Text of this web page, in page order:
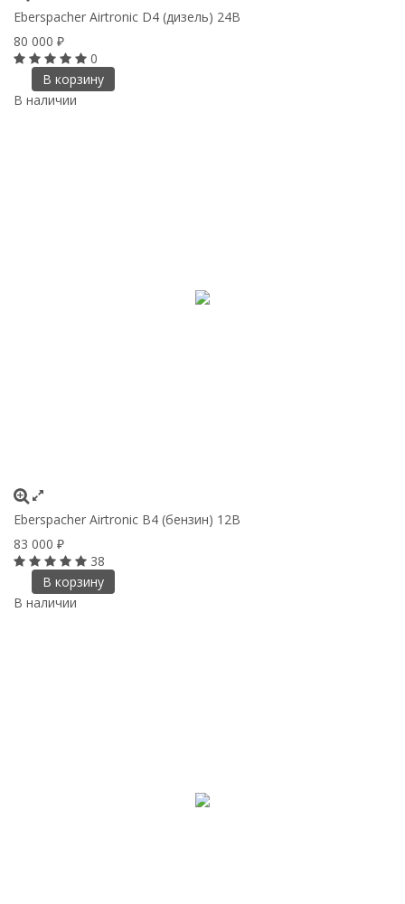
Eberspacher Airtronic D4 (дизель) 24B
80 000 ₽
0
В корзину
В наличии
Eberspacher Airtronic B4 (бензин) 12B
83 000 ₽
38
В корзину
В наличии